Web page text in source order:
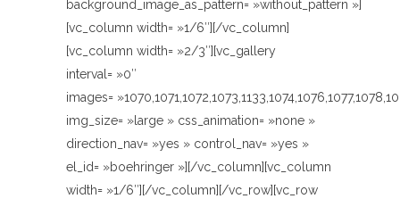
background_image_as_pattern= »without_pattern »]
[vc_column width= »1/6″][/vc_column]
[vc_column width= »2/3″][vc_gallery
interval= »0″
images=
img_size= »large » css_animation= »none »
direction_nav= »yes » control_nav= »yes »
el_id= »boehringer »][/vc_column][vc_column
width= »1/6″][/vc_column][/vc_row][vc_row